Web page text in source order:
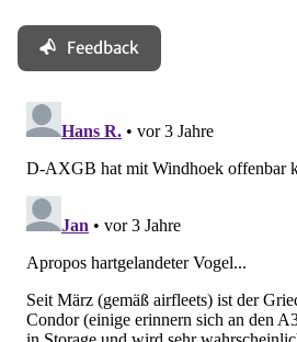
Feedback